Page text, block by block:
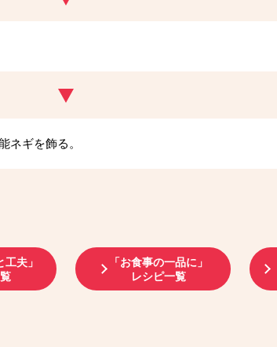
ネギを飾る。
夫」
「お食事の一品に」
レシピ一覧